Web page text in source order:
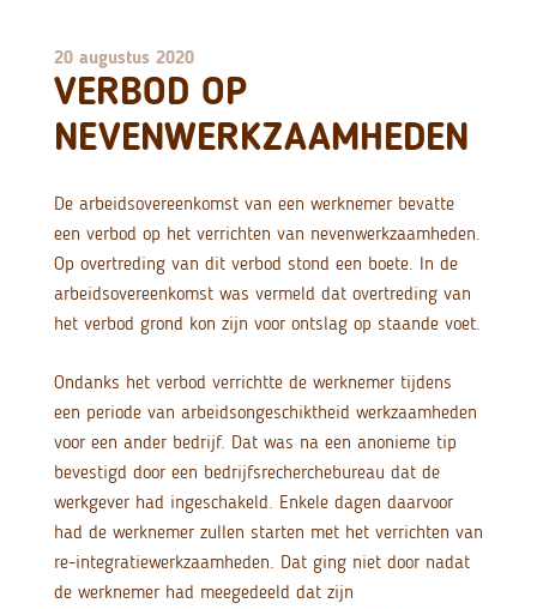
20 augustus 2020
VERBOD OP
NEVENWERKZAAMHEDEN
De arbeidsovereenkomst van een werknemer bevatte
een verbod op het verrichten van nevenwerkzaamheden.
Op overtreding van dit verbod stond een boete. In de
arbeidsovereenkomst was vermeld dat overtreding van
het verbod grond kon zijn voor ontslag op staande voet.
Ondanks het verbod verrichtte de werknemer tijdens
een periode van arbeidsongeschiktheid werkzaamheden
voor een ander bedrijf. Dat was na een anonieme tip
bevestigd door een bedrijfsrecherchebureau dat de
werkgever had ingeschakeld. Enkele dagen daarvoor
had de werknemer zullen starten met het verrichten van
re-integratiewerkzaamheden. Dat ging niet door nadat
de werknemer had meegedeeld dat zijn